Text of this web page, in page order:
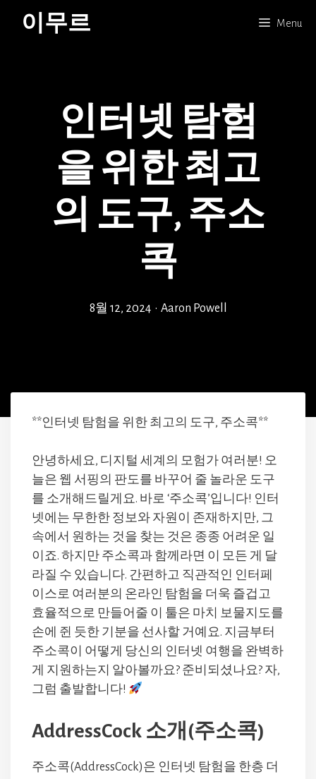
이무르 Menu
인터넷 탐험
을 위한 최고
의 도구, 주소
콕
8월 12, 2024 • Aaron Powell
**인터넷 탐험을 위한 최고의 도구, 주소콕**
안녕하세요, 디지털 세계의 모험가 여러분! 오
늘은 웹 서핑의 판도를 바꾸어 줄 놀라운 도구
를 소개해드릴게요. 바로 ‘주소콕’입니다! 인터
넷에는 무한한 정보와 자원이 존재하지만, 그
속에서 원하는 것을 찾는 것은 종종 어려운 일
이죠. 하지만 주소콕과 함께라면 이 모든 게 달
라질 수 있습니다. 간편하고 직관적인 인터페
이스로 여러분의 온라인 탐험을 더욱 즐겁고
효율적으로 만들어줄 이 툴은 마치 보물지도를
손에 쥔 듯한 기분을 선사할 거예요. 지금부터
주소콕이 어떻게 당신의 인터넷 여행을 완벽하
게 지원하는지 알아볼까요? 준비되셨나요? 자,
그럼 출발합니다!
AddressCock 소개(주소콕)
주소콕(AddressCock)은 인터넷 탐험을 한층 더